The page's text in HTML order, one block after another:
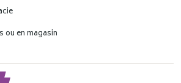
ou en magasin